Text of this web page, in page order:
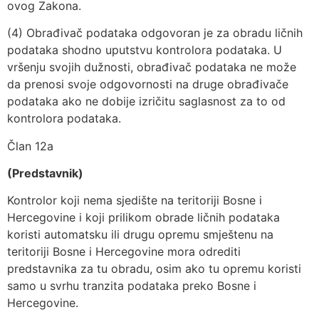
ovog Zakona.
(4) Obrađivač podataka odgovoran je za obradu ličnih
podataka shodno uputstvu kontrolora podataka. U
vršenju svojih dužnosti, obrađivač podataka ne može
da prenosi svoje odgovornosti na druge obrađivače
podataka ako ne dobije izričitu saglasnost za to od
kontrolora podataka.
Član 12a
(Predstavnik)
Kontrolor koji nema sjedište na teritoriji Bosne i
Hercegovine i koji prilikom obrade ličnih podataka
koristi automatsku ili drugu opremu smještenu na
teritoriji Bosne i Hercegovine mora odrediti
predstavnika za tu obradu, osim ako tu opremu koristi
samo u svrhu tranzita podataka preko Bosne i
Hercegovine.